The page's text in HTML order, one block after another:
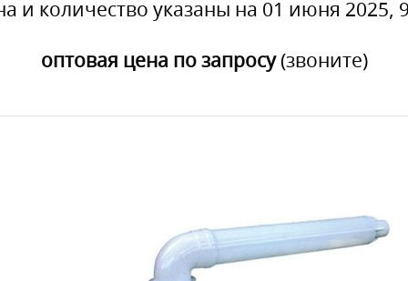
и количество указаны на 01 июня 2025,
оптовая цена по запросу(звоните)